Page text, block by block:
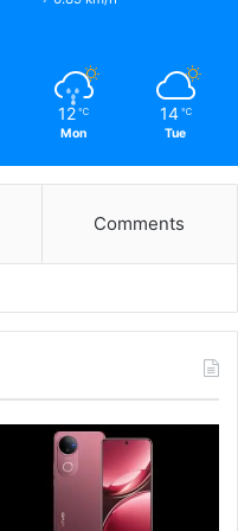
12 ℃
Mon
14 ℃
Tue
Comments